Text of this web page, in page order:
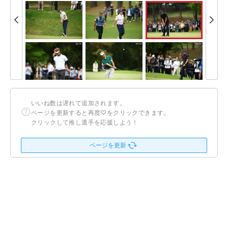
いいね数は遅れて追加されます。
ページを更新すると再度♡をクリックできます。
クリックして推し選手を応援しよう！
ページを更新